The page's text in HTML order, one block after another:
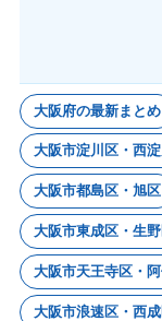
大阪府の最新まとめ
大阪市淀川区・西
大阪市都島区・旭区
大阪市東成区・生
大阪市天王寺区・
大阪市浪速区・西